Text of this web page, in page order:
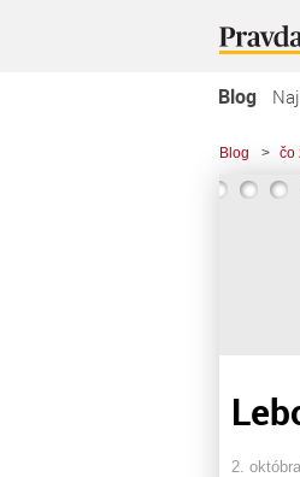
Blog
Blog > čo
2.